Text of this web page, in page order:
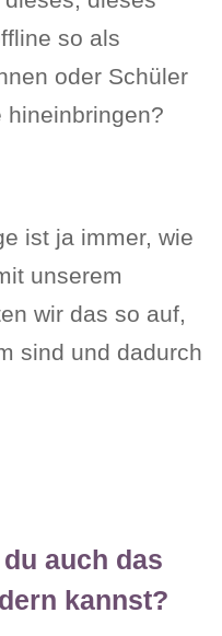
so als
oder Schüler
hineinbringen?
ist ja immer, wie
unserem
wir das so auf,
sind und dadurch
auch das
kannst?